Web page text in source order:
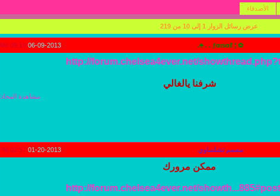
الأصدقاء
عرض رسائل الزوار 1 إلى 10 من219
06-09-2013
09:19 AM ✿ ¦ ƒαιѕαℓ . . ♣.
http://forum.chelsea4ever.net/
شرفنا يالغالي
مشاهدة
01-20-2013
02:57 PM مصمم تشلساوي
ممكن مرورك
http://forum.chelsea4ever.net/